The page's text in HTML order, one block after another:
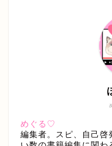
めぐる♡
編集者。スピ、自己啓